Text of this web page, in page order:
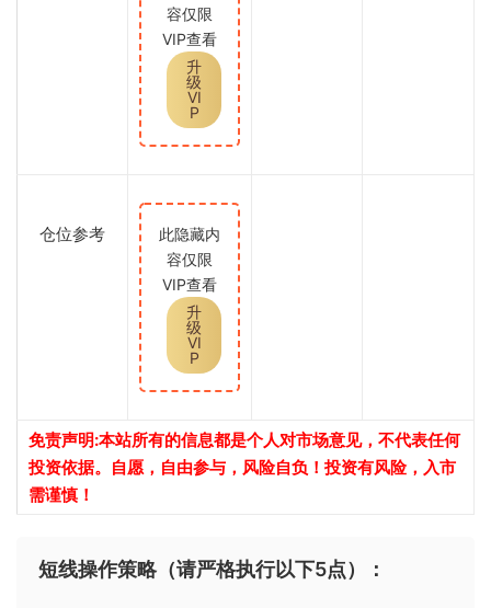
容仅限
VIP查看
升
级
VI
P
仓位参考
此隐藏内
容仅限
VIP查看
升
级
VI
P
免责声明:本站所有的信息都是个人对市场意见，不代表任何
投资依据。自愿，自由参与，风险自负！投资有风险，入市
需谨慎！
短线操作策略（请严格执行以下5点）：